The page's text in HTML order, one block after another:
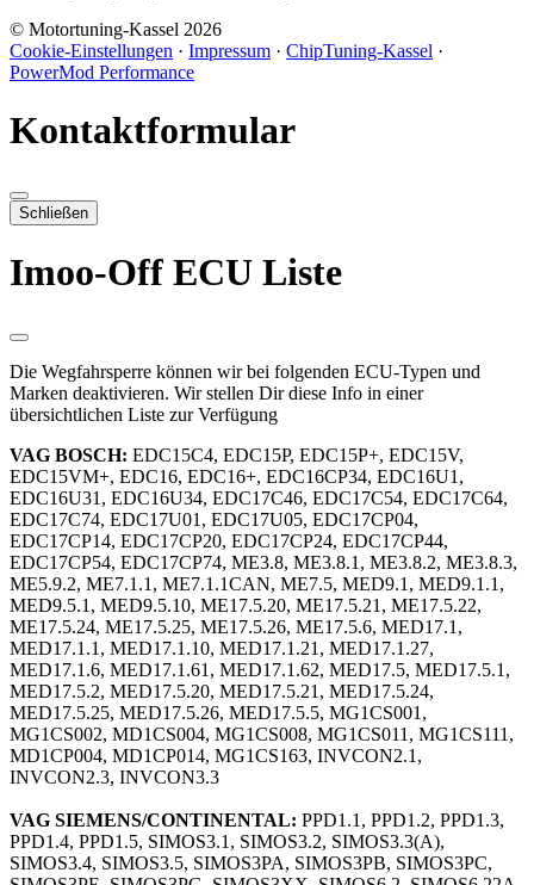
© Motortuning-Kassel 2026
Cookie-Einstellungen · Impressum · ChipTuning-Kassel ·
PowerMod Performance
Kontaktformular
Schließen
Imoo-Off ECU Liste
Die Wegfahrsperre können wir bei folgenden ECU-Typen und
Marken deaktivieren. Wir stellen Dir diese Info in einer
übersichtlichen Liste zur Verfügung
VAG BOSCH: EDC15C4, EDC15P, EDC15P+, EDC15V,
EDC15VM+, EDC16, EDC16+, EDC16CP34, EDC16U1,
EDC16U31, EDC16U34, EDC17C46, EDC17C54, EDC17C64,
EDC17C74, EDC17U01, EDC17U05, EDC17CP04,
EDC17CP14, EDC17CP20, EDC17CP24, EDC17CP44,
EDC17CP54, EDC17CP74, ME3.8, ME3.8.1, ME3.8.2, ME3.8.3,
ME5.9.2, ME7.1.1, ME7.1.1CAN, ME7.5, MED9.1, MED9.1.1,
MED9.5.1, MED9.5.10, ME17.5.20, ME17.5.21, ME17.5.22,
ME17.5.24, ME17.5.25, ME17.5.26, ME17.5.6, MED17.1,
MED17.1.1, MED17.1.10, MED17.1.21, MED17.1.27,
MED17.1.6, MED17.1.61, MED17.1.62, MED17.5, MED17.5.1,
MED17.5.2, MED17.5.20, MED17.5.21, MED17.5.24,
MED17.5.25, MED17.5.26, MED17.5.5, MG1CS001,
MG1CS002, MD1CS004, MG1CS008, MG1CS011, MG1CS111,
MD1CP004, MD1CP014, MG1CS163, INVCON2.1,
INVCON2.3, INVCON3.3
VAG SIEMENS/CONTINENTAL: PPD1.1, PPD1.2, PPD1.3,
PPD1.4, PPD1.5, SIMOS3.1, SIMOS3.2, SIMOS3.3(A),
SIMOS3.4, SIMOS3.5, SIMOS3PA, SIMOS3PB, SIMOS3PC,